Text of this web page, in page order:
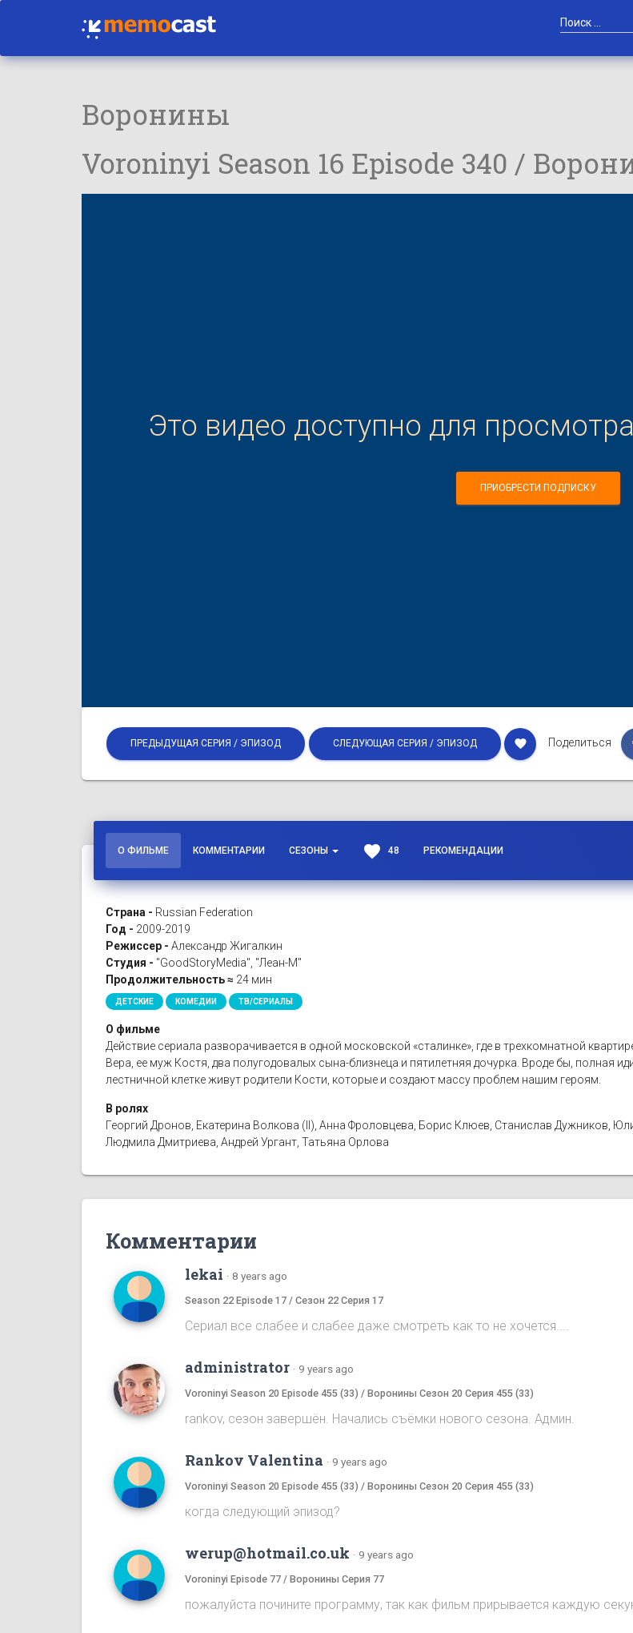
Воронины
Voroninyi Season 16 Episode 340 /
Это видео доступно для
ПРИОБРЕСТИ ПОДПИСКУ
ПРЕДЫДУЩАЯ СЕРИЯ / ЭПИЗОД СЛЕДУЮЩАЯ СЕРИЯ / ЭПИЗОД favorite Поделиться
О ФИЛЬМЕ КОММЕНТАРИИ СЕЗОНЫ favorite 48 РЕКОМЕНДАЦИИ
Страна - Russian Federation
Год - 2009-2019
Режиссер - Александр Жигалкин
Студия - "GoodStoryMedia", "Леан-М"
Продолжительность ≈ 24 мин
ДЕТСКИЕ КОМЕДИИ ТВ/СЕРИАЛЫ
О фильме
Действие сериала разворачивается в одной московской «сталинке», где в трехкомнатной
Вера, ее муж Костя, два полугодовалых сына-близнеца и пятилетняя дочурка. Вроде бы, полная
лестничной клетке живут родители Кости, которые и создают массу проблем нашим героям.
В ролях
Георгий Дронов, Екатерина Волкова (II), Анна Фроловцева, Борис Клюев, Станислав Дужников,
Людмила Дмитриева, Андрей Ургант, Татьяна Орлова
Комментарии
lekai · 8 years ago
Season 22 Episode 17 / Сезон 22 Серия 17
Сериал все слабее и слабее даже смотреть как то не хочется....
administrator · 9 years ago
Voroninyi Season 20 Episode 455 (33) / Воронины Сезон 20 Серия 455 (33)
rankov, сезон завершён. Начались съёмки нового сезона. Админ.
Rankov Valentina · 9 years ago
Voroninyi Season 20 Episode 455 (33) / Воронины Сезон 20 Серия 455 (33)
когда следующий эпизод?
werup@hotmail.co.uk · 9 years ago
Voroninyi Episode 77 / Воронины Серия 77
пожалуйста почините программу, так как фильм прирывается каждую